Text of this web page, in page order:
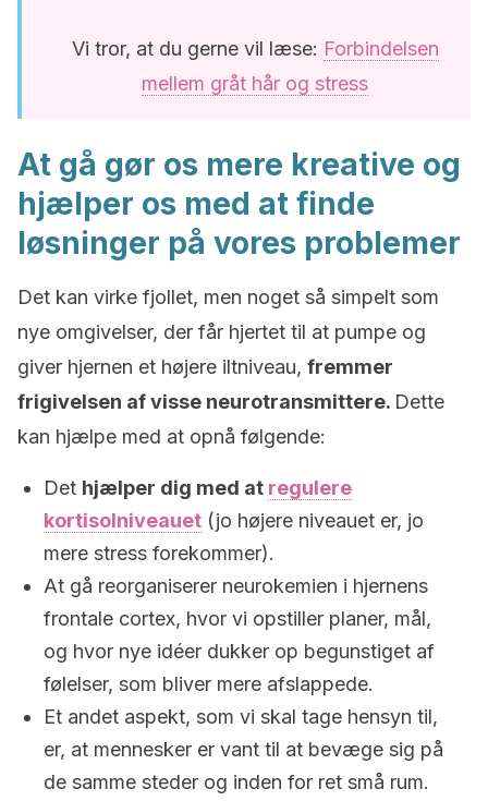
Vi tror, at du gerne vil læse: Forbindelsen
mellem gråt hår og stress
At gå gør os mere kreative og
hjælper os med at finde
løsninger på vores problemer
Det kan virke fjollet, men noget så simpelt som
nye omgivelser, der får hjertet til at pumpe og
giver hjernen et højere iltniveau, fremmer
frigivelsen af visse neurotransmittere. Dette
kan hjælpe med at opnå følgende:
Det hjælper dig med at regulere
kortisolniveauet (jo højere niveauet er, jo
mere stress forekommer).
At gå reorganiserer neurokemien i hjernens
frontale cortex, hvor vi opstiller planer, mål,
og hvor nye idéer dukker op begunstiget af
følelser, som bliver mere afslappede.
Et andet aspekt, som vi skal tage hensyn til,
er, at mennesker er vant til at bevæge sig på
de samme steder og inden for ret små rum.